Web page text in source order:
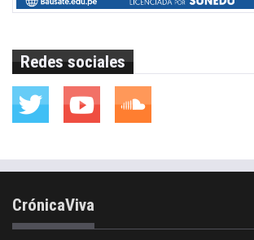
Redes sociales
CrónicaViva